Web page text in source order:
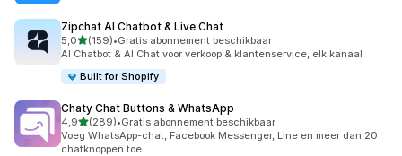
Zipchat AI Chatbot & Live Chat
5,0van 5 sterren
(159)
159 recensies in totaal
•Gratis abonnement beschikbaar
AI Chatbot & AI Chat voor verkoop & klantenservice, elk kanaal
Built for Shopify
Chaty Chat Buttons & WhatsApp
4,9van 5 sterren
(289)
289 recensies in totaal
•Gratis abonnement beschikbaar
Voeg WhatsApp-chat, Facebook Messenger, Line en meer dan 20
chatknoppen toe